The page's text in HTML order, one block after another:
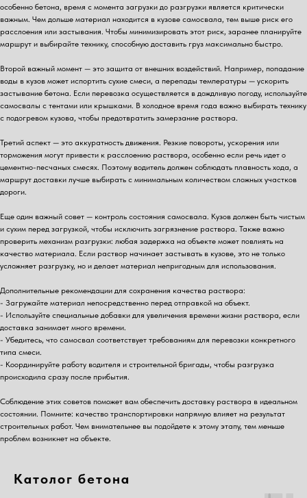
особенно бетона, время с момента загрузки до разгрузки является критически
важным. Чем дольше материал находится в кузове самосвала, тем выше риск его
расслоения или застывания. Чтобы минимизировать этот риск, заранее планируйте
маршрут и выбирайте технику, способную доставить груз максимально быстро.
Второй важный момент — это защита от внешних воздействий. Например, попадание
воды в кузов может испортить сухие смеси, а перепады температуры — ускорить
застывание бетона. Если перевозка осуществляется в дождливую погоду, используйте
самосвалы с тентами или крышками. В холодное время года важно выбирать технику
с подогревом кузова, чтобы предотвратить замерзание раствора.
Третий аспект — это аккуратность движения. Резкие повороты, ускорения или
торможения могут привести к расслоению раствора, особенно если речь идет о
цементно-песчаных смесях. Поэтому водитель должен соблюдать плавность хода, а
маршрут доставки лучше выбирать с минимальным количеством сложных участков
дороги.
Еще один важный совет — контроль состояния самосвала. Кузов должен быть чистым
и сухим перед загрузкой, чтобы исключить загрязнение раствора. Также важно
проверить механизм разгрузки: любая задержка на объекте может повлиять на
качество материала. Если раствор начинает застывать в кузове, это не только
усложняет разгрузку, но и делает материал непригодным для использования.
Дополнительные рекомендации для сохранения качества раствора:
- Загружайте материал непосредственно перед отправкой на объект.
- Используйте специальные добавки для увеличения времени жизни раствора, если
доставка занимает много времени.
- Убедитесь, что самосвал соответствует требованиям для перевозки конкретного
типа смеси.
- Координируйте работу водителя и строительной бригады, чтобы разгрузка
происходила сразу после прибытия.
Соблюдение этих советов поможет вам обеспечить доставку раствора в идеальном
состоянии. Помните: качество транспортировки напрямую влияет на результат
строительных работ. Чем внимательнее вы подойдете к этому этапу, тем меньше
проблем возникнет на объекте.
Католог бетона